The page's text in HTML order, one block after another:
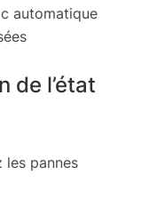
automatique
de l’état
les pannes